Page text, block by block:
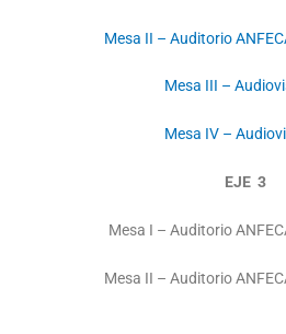
Mesa II – Auditorio
Mesa III –
Mesa IV –
EJE 3
Mesa I – Auditorio
Mesa II – Auditorio